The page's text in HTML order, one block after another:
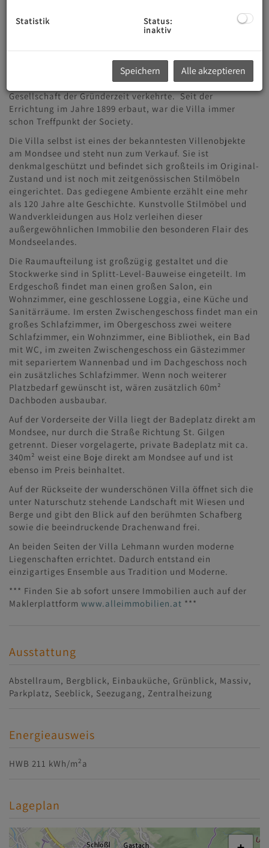
sind legendär. Sie war auf der ganzen Welt zuhause und
sang an der Met, in Bayreuth, Paris, London und Berlin.
Mozarteums, das sie Zeit ihres Lebens großzügig
Die Villa Lehmann ist ein absolutes Juwel, in dem die feine
Gesellschaft der Gründerzeit verkehrte. Seit der
Errichtung im Jahre 1899 erbaut, war die Villa immer
schon Treffpunkt der Society.
Die Villa selbst ist eines der bekanntesten Villenobjekte
am Mondsee und steht nun zum Verkauf. Sie ist
denkmalgeschützt und befindet sich großteils im Original-
Zustand und ist noch mit zeitgenössischen Stilmöbeln
eingerichtet. Das gediegene Ambiente erzählt eine mehr
als 120 Jahre alte Geschichte. Kunstvolle Stilmöbel und
Wandverkleidungen aus Holz verleihen dieser
außergewöhnlichen Immobilie den besonderen Flair des
Mondseelandes.
Die Raumaufteilung ist großzügig gestaltet und die
Stockwerke sind in Splitt-Level-Bauweise eingeteilt. Im
Erdgeschoß findet man einen großen Salon, ein
Wohnzimmer, eine geschlossene Loggia, eine Küche und
Sanitärräume. Im ersten Zwischengeschoss findet man ein
großes Schlafzimmer, im Obergeschoss zwei weitere
Schlafzimmer, ein Wohnzimmer, eine Bibliothek, ein Bad
mit WC, im zweiten Zwischengeschoss ein Gästezimmer
mit separiertem Wannenbad und im Dachgeschoss noch
ein zusätzliches Schlafzimmer. Wenn noch weiterer
Platzbedarf gewünscht ist, wären zusätzlich 60m²
Dachboden ausbaubar.
Auf der Vorderseite der Villa liegt der Badeplatz direkt am
Mondsee, nur durch die Straße Richtung St. Gilgen
getrennt. Dieser vorgelagerte, private Badeplatz mit ca.
340m² weist eine Boje direkt am Mondsee auf und ist
ebenso im Preis beinhaltet.
Auf der Rückseite der wunderschönen Villa öffnet sich die
unter Naturschutz stehende Landschaft mit Wiesen und
Berge und gibt den Blick auf den berühmten Schafberg
sowie die beeindruckende Drachenwand frei.
An beiden Seiten der Villa Lehmann wurden moderne
Liegenschaften errichtet. Dadurch entstand ein
einzigartiges Ensemble aus Tradition und Moderne.
*** Finden Sie ab sofort unsere Immobilien auch auf der
Maklerplattform www.alleimmobilien.at ***
Ausstattung
Abstellraum Bergblick Einbauküche Grünblick
Massiv
Parkplatz Seeblick Seezugang Zentralheizung
Energieausweis
HWB 211 kWh/m2 a
Lageplan
Statistik
Status:
inaktiv
Speichern Alle akzeptieren